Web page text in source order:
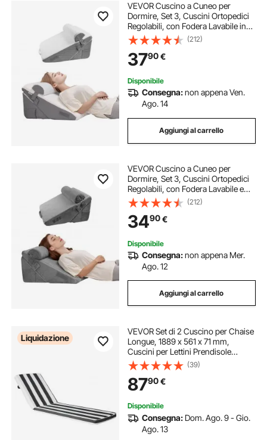
VEVOR Cuscino a Cuneo per
Dormire, Set 3, Cuscini Ortopedici
Regolabili, con Fodera Lavabile in
Jacquard e Supporto in Schiuma,
per Reflusso Acido, Mal di Schiena,
Sollievo dal Russare, Bianco Grigio
(212)
3790€
Disponibile
Consegna:non appena Ven.
Ago. 14
Aggiungi al carrello
VEVOR Cuscino a Cuneo per
Dormire, Set 3, Cuscini Ortopedici
Regolabili, con Fodera Lavabile e
Supporto in Schiuma, per Reflusso
Acido, Mal di Schiena, Sollievo dal
Russare e GERD, Grigio Scuro
(212)
3490€
Disponibile
Consegna:non appena Mer.
Ago. 12
Aggiungi al carrello
Liquidazione
VEVOR Set di 2 Cuscino per Chaise
Longue, 1889 x 561 x 71 mm,
Cuscini per Lettini Prendisole
Impermeabili e Resistenti allo
Sbiadimento, Esterno con Lacci,
per Piscina, Strisce Bianche e Nere
(39)
8790€
Disponibile
Consegna: Dom. Ago. 9 - Gio.
Ago. 13